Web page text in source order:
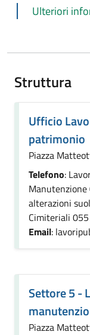
Ulteriori
Struttura
Ufficio
patrimonio
Piazza
Telefono:
alterazioni
Cimiteriali
Email:
Settore 5 -
Piazza